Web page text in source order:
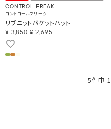
CONTROL FREAK
コントロールフリーク
リブニットバケットハット
¥ 3,850 ¥ 2,695
5件中 1